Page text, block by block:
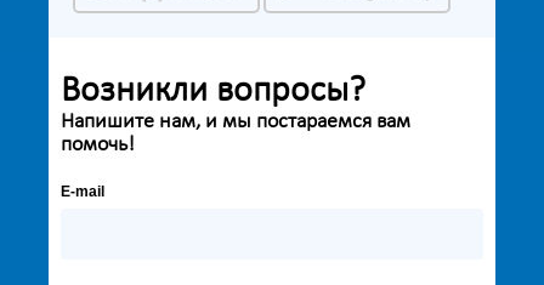
Возникли вопросы?
Напишите нам, и мы постараемся вам
помочь!
E-mail